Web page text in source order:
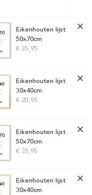
Eikenhouten lijst
50x70cm
€ 35,95
Eikenhouten lijst
30x40cm
€ 20,95
Eikenhouten lijst
50x70cm
€ 35,95
Eikenhouten lijst
30x40cm